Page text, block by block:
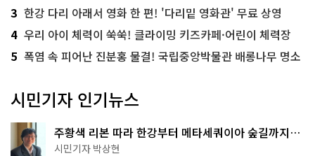
3 한강 다리 아래서 영화 한 편! '다리밑 영화관' 무료 상영
4 우리 아이 체력이 쑥쑥! 클라이밍 키즈카페·어린이 체력장
5 폭염 속 피어난 진분홍 물결! 국립중앙박물관 배롱나무 명소
시민기자 인기뉴스
주황색 리본 따라 한강부터 메타세쿼이아 숲길까지…
서울둘레길 15코스
시민기자 박상현